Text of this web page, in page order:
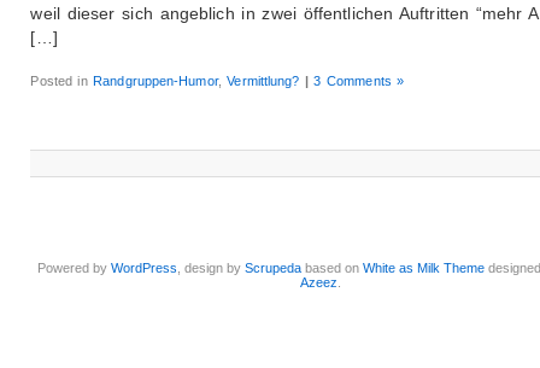
weil dieser sich angeblich in zwei öffentlichen Auftritten “mehr
[…]
Posted inRandgruppen-Humor,Vermittlung? | 3 Comments »
Powered byWordPress , design byScrupeda based onWhite as Milk Theme
Azeez